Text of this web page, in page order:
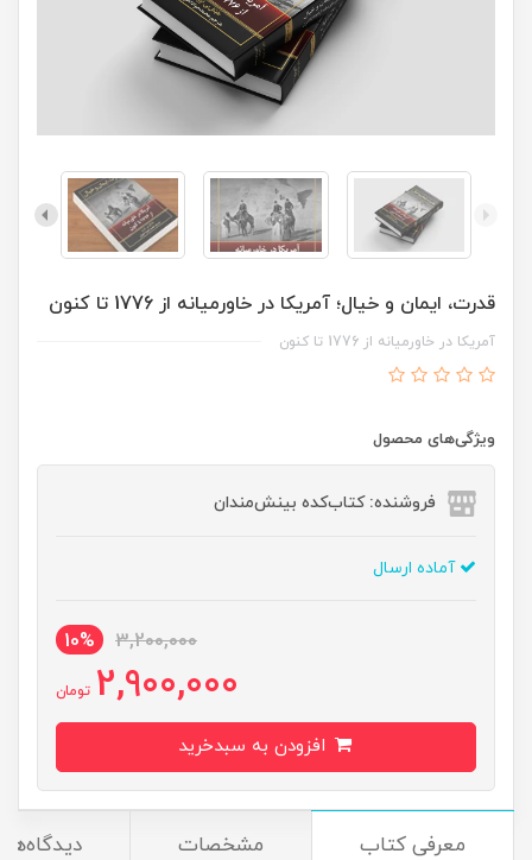
قدرت، ایمان و خیال؛ آمریکا در خاورمیانه از 1776 تا کنون
آمریکا در خاورمیانه از 1776 تا کنون
ویژگی‌های محصول
فروشنده: کتاب‌کده بینش‌مندان
آماده ارسال
3,200,000
10%
2,900,000 تومان
معرفی کتاب مشخصات دیدگاه‌ها